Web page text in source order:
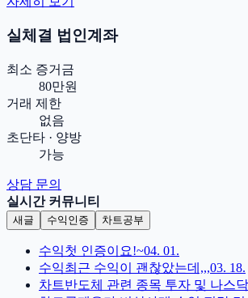
실체결 법인계좌
최소 증거금
80만원
거래 제한
없음
초단타 · 양방
가능
상담 문의
실시간 커뮤니티
새글 수익인증 차트공부
수익첫 인증이요!~04. 01.
수익최근 수익이 괜찮았는데,,,03. 18.
차트반도체 관련 종목 투자 및 나스